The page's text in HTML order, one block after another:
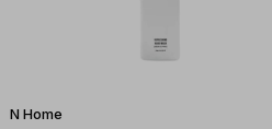
N Home